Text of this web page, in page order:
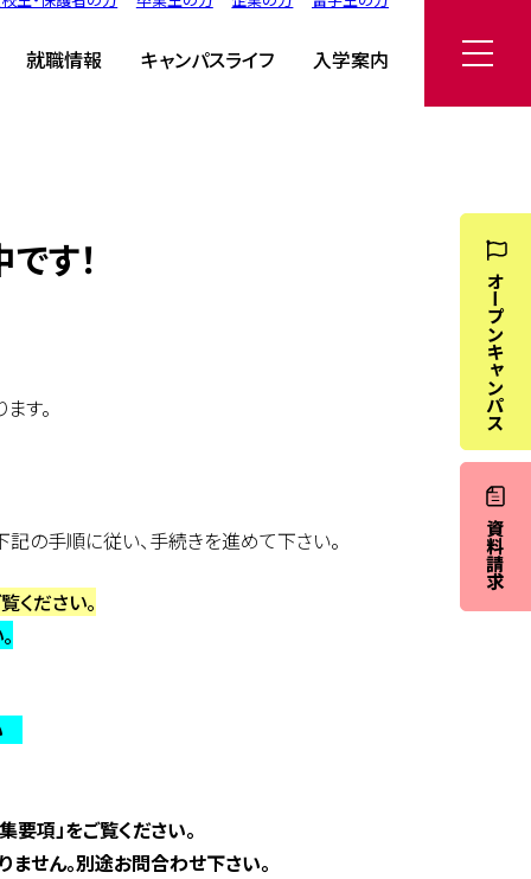
就職情報 キャンパスライフ 入学案内
す！
す。
の手順に従い、手続きを進めて下さい。
ください。
項」をご覧ください。
せん。別途お問合わせ下さい。